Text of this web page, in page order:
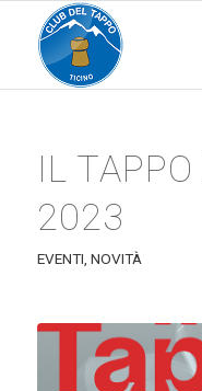
IL
2023
EVENTI NOVITÀ